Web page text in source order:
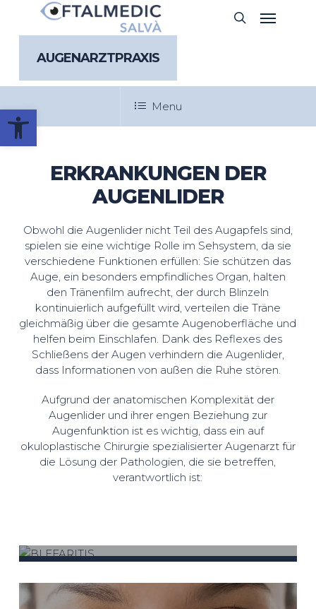
Werkzeugleiste öffnen
main
content
search
Menu
AUGENARZTPRAXIS
Menu
ERKRANKUNGEN DER
AUGENLIDER
Obwohl die Augenlider nicht Teil des Augapfels sind,
spielen sie eine wichtige Rolle im Sehsystem, da sie
verschiedene Funktionen erfüllen: Sie schützen das
Auge, ein besonders empfindliches Organ, halten
den Tränenfilm aufrecht, der durch Blinzeln
kontinuierlich aufgefüllt wird, verteilen die Träne
gleichmäßig über die gesamte Augenoberfläche und
helfen beim Einschlafen. Dank des Reflexes des
Schließens der Augen verhindern die Augenlider,
dass Informationen von außen die Ruhe stören.
Aufgrund der anatomischen Komplexität der
Augenlider und ihrer engen Beziehung zur
Augenfunktion ist es wichtig, dass ein auf
okuloplastische Chirurgie spezialisierter Augenarzt für
die Lösung der Pathologien, die sie betreffen,
verantwortlich ist: